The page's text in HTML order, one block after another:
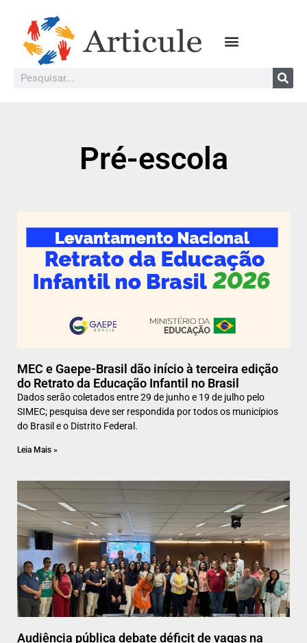
Pré-escola
MEC e Gaepe-Brasil dão início à terceira edição
do Retrato da Educação Infantil no Brasil
Dados serão coletados entre 29 de junho e 19 de julho pelo
SIMEC; pesquisa deve ser respondida por todos os municípios
do Brasil e o Distrito Federal.
Leia Mais »
Audiência pública debate déficit de vagas na